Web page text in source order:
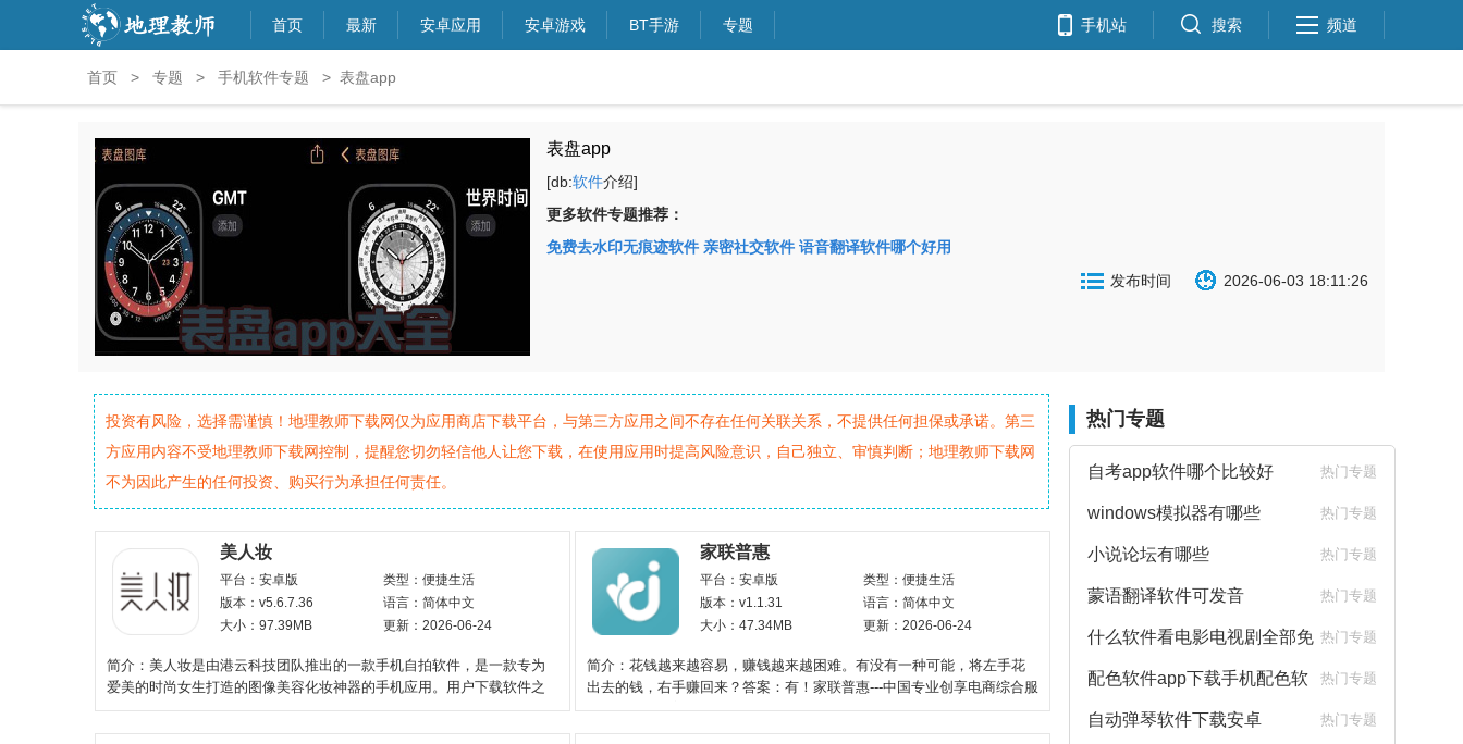
首页 最新 安卓应用 安卓游戏 BT手游 专题 手机站 搜索 频道
首页 > 专题 > 手机软件专题 > 表盘app
表盘app
[db:软件介绍]
更多软件专题推荐：
免费去水印无痕迹软件 亲密社交软件 语音翻译软件哪个好用
2026-06-03 18:11:26
发布时间
投资有风险，选择需谨慎！地理教师下载网仅为应用商店下载平台，与第三方应用之间不存在任何关联关系，不提供任何担保或承诺。第三
方应用内容不受地理教师下载网控制，提醒您切勿轻信他人让您下载，在使用应用时提高风险意识，自己独立、审慎判断；地理教师下载网
不为因此产生的任何投资、购买行为承担任何责任。
美人妆
平台：安卓版
类型：便捷生活
版本：v5.6.7.36
语言：简体中文
大小：97.39MB
更新：2026-06-24
简介：美人妆是由港云科技团队推出的一款手机自拍软件，是一款专为
爱美的时尚女生打造的图像美容化妆神器的手机应用。用户下载软件之
后，使用本软件进
家联普惠
平台：安卓版
类型：便捷生活
版本：v1.1.31
语言：简体中文
大小：47.34MB
更新：2026-06-24
简介：花钱越来越容易，赚钱越来越困难。有没有一种可能，将左手花
出去的钱，右手赚回来？答案：有！家联普惠---中国专业创享电商综合服
务平台。家联普惠---为
热门专题
自考app软件哪个比较好 热门专题
windows模拟器有哪些 热门专题
小说论坛有哪些 热门专题
蒙语翻译软件可发音 热门专题
什么软件看电影电视剧全部免
费
热门专题
配色软件app下载手机配色软
件下载
热门专题
自动弹琴软件下载安卓 热门专题